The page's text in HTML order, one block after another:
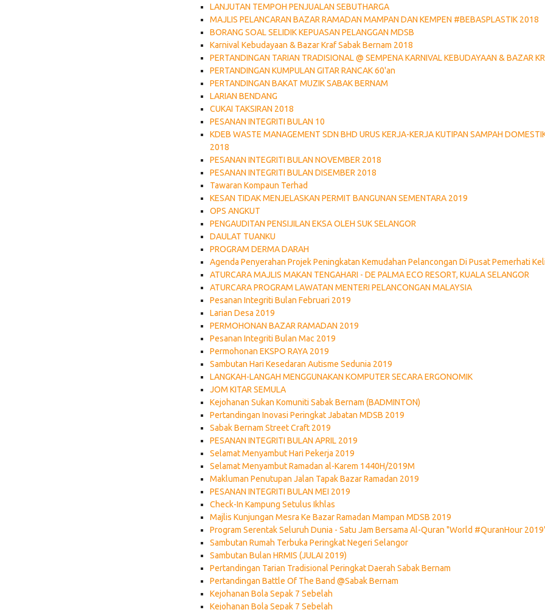
LANJUTAN TEMPOH PENJUALAN SEBUTHARGA
MAJLIS PELANCARAN BAZAR RAMADAN MAMPAN DAN KEMPEN #BEBASPLASTIK 2018
BORANG SOAL SELIDIK KEPUASAN PELANGGAN MDSB
Karnival Kebudayaan & Bazar Kraf Sabak Bernam 2018
PERTANDINGAN TARIAN TRADISIONAL @ SEMPENA KARNIVAL KEBUDAYAAN & BAZAR
PERTANDINGAN KUMPULAN GITAR RANCAK 60'an
PERTANDINGAN BAKAT MUZIK SABAK BERNAM
LARIAN BENDANG
CUKAI TAKSIRAN 2018
PESANAN INTEGRITI BULAN 10
KDEB WASTE MANAGEMENT SDN BHD URUS KERJA-KERJA KUTIPAN SAMPAH
2018
PESANAN INTEGRITI BULAN NOVEMBER 2018
PESANAN INTEGRITI BULAN DISEMBER 2018
Tawaran Kompaun Terhad
KESAN TIDAK MENJELASKAN PERMIT BANGUNAN SEMENTARA 2019
OPS ANGKUT
PENGAUDITAN PENSIJILAN EKSA OLEH SUK SELANGOR
DAULAT TUANKU
PROGRAM DERMA DARAH
Agenda Penyerahan Projek Peningkatan Kemudahan Pelancongan Di Pusat Pemerhati
ATURCARA MAJLIS MAKAN TENGAHARI - DE PALMA ECO RESORT, KUALA SELANGOR
ATURCARA PROGRAM LAWATAN MENTERI PELANCONGAN MALAYSIA
Pesanan Integriti Bulan Februari 2019
Larian Desa 2019
PERMOHONAN BAZAR RAMADAN 2019
Pesanan Integriti Bulan Mac 2019
Permohonan EKSPO RAYA 2019
Sambutan Hari Kesedaran Autisme Sedunia 2019
LANGKAH-LANGAH MENGGUNAKAN KOMPUTER SECARA ERGONOMIK
JOM KITAR SEMULA
Kejohanan Sukan Komuniti Sabak Bernam (BADMINTON)
Pertandingan Inovasi Peringkat Jabatan MDSB 2019
Sabak Bernam Street Craft 2019
PESANAN INTEGRITI BULAN APRIL 2019
Selamat Menyambut Hari Pekerja 2019
Selamat Menyambut Ramadan al-Karem 1440H/2019M
Makluman Penutupan Jalan Tapak Bazar Ramadan 2019
PESANAN INTEGRITI BULAN MEI 2019
Check-In Kampung Setulus Ikhlas
Majlis Kunjungan Mesra Ke Bazar Ramadan Mampan MDSB 2019
Program Serentak Seluruh Dunia - Satu Jam Bersama Al-Quran "World #QuranHour
Sambutan Rumah Terbuka Peringkat Negeri Selangor
Sambutan Bulan HRMIS (JULAI 2019)
Pertandingan Tarian Tradisional Peringkat Daerah Sabak Bernam
Pertandingan Battle Of The Band @Sabak Bernam
Kejohanan Bola Sepak 7 Sebelah
Kejohanan Bola Sepak 7 Sebelah